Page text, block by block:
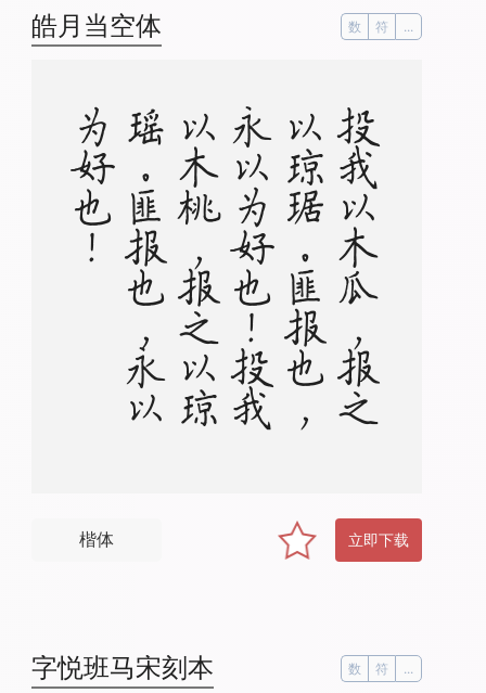
皓月当空体 数 符 ...
投
我
以
木
瓜
，
报
之
以
琼
琚
。
匪
报
也
，
永
以
为
好
也
！
投
我
以
木
桃
，
报
之
以
琼
瑶
。
匪
报
也
，
永
以
为
好
也
！
楷体 立即下载
字悦班马宋刻本 数 符 ...